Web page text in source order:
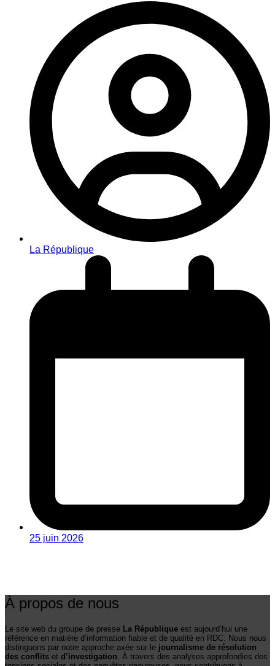
La République
25 juin 2026
À propos de nous
Le site web du groupe de presse La République est aujourd’hui une
référence en matière d’information fiable et de qualité en RDC. Nous nous
distinguons par notre approche axée sur le journalisme de résolution
des conflits et d’investigation. À travers des analyses approfondies des